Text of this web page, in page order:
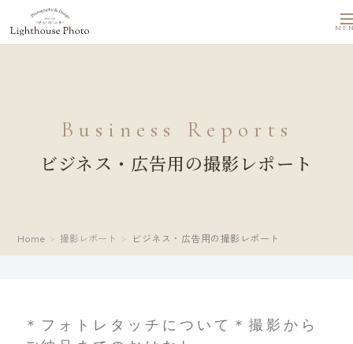
Business Reports
ビジネス・広告用の撮影レポート
Home 撮影レポート ビジネス・広告用の撮影レポート
＊フォトレタッチについて＊撮影から